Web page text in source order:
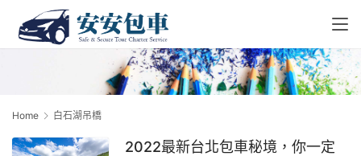
Home 白石湖吊橋
2022最新台北包車秘境，你一定